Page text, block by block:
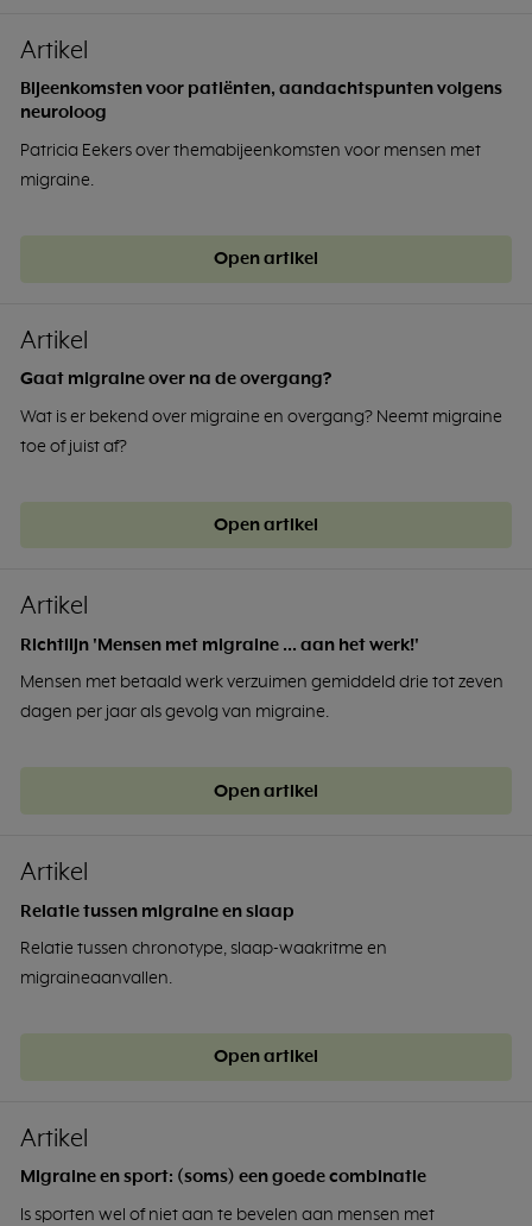
Artikel
Bijeenkomsten voor patiënten, aandachtspunten volgens
neuroloog
Patricia Eekers over themabijeenkomsten voor mensen met
migraine.
Open artikel
Artikel
Gaat migraine over na de overgang?
Wat is er bekend over migraine en overgang? Neemt migraine
toe of juist af?
Open artikel
Artikel
Richtlijn 'Mensen met migraine ... aan het werk!'
Mensen met betaald werk verzuimen gemiddeld drie tot zeven
dagen per jaar als gevolg van migraine.
Open artikel
Artikel
Relatie tussen migraine en slaap
Relatie tussen chronotype, slaap-waakritme en
migraineaanvallen.
Open artikel
Artikel
Migraine en sport: (soms) een goede combinatie
Is sporten wel of niet aan te bevelen aan mensen met